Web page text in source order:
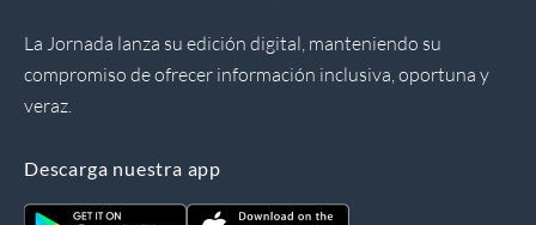
La Jornada lanza su edición digital, manteniendo su
compromiso de ofrecer información inclusiva, oportuna y
veraz.
Descarga nuestra app